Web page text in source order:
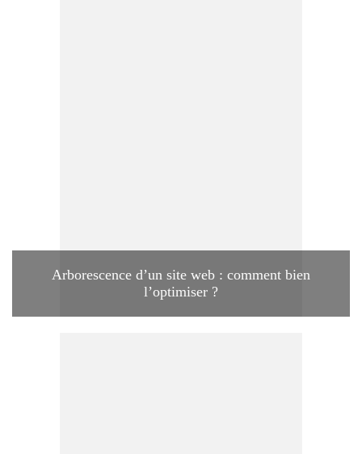
Arborescence d’un site web : comment bien
l’optimiser ?